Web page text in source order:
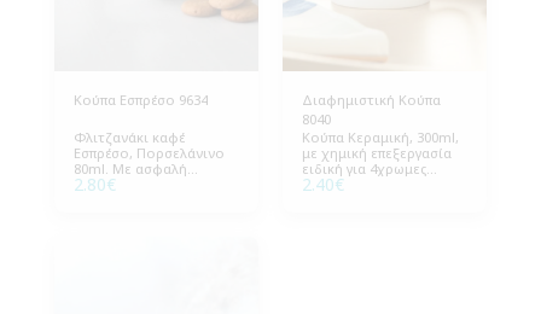
Κούπα Εσπρέσο 9634
Φλιτζανάκι καφέ
Εσπρέσο, Πορσελάνινο
80ml. Με ασφαλή
Κεραμική εκτύπωση.
2.80€
Διαφημιστική Κούπα
8040
Κούπα Κεραμική, 300ml,
με χημική επεξεργασία
ειδική για 4χρωμες
εκτυπώσεις. Διάσταση
2.40€